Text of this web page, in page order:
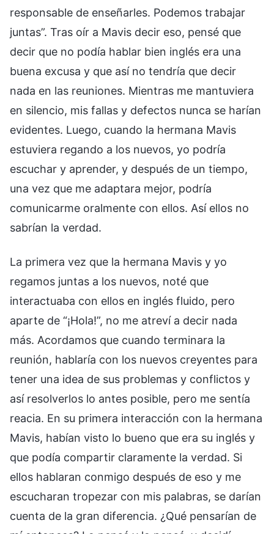
responsable de enseñarles. Podemos trabajar
juntas”. Tras oír a Mavis decir eso, pensé que
decir que no podía hablar bien inglés era una
buena excusa y que así no tendría que decir
nada en las reuniones. Mientras me mantuviera
en silencio, mis fallas y defectos nunca se harían
evidentes. Luego, cuando la hermana Mavis
estuviera regando a los nuevos, yo podría
escuchar y aprender, y después de un tiempo,
una vez que me adaptara mejor, podría
comunicarme oralmente con ellos. Así ellos no
sabrían la verdad.
La primera vez que la hermana Mavis y yo
regamos juntas a los nuevos, noté que
interactuaba con ellos en inglés fluido, pero
aparte de “¡Hola!”, no me atreví a decir nada
más. Acordamos que cuando terminara la
reunión, hablaría con los nuevos creyentes para
tener una idea de sus problemas y conflictos y
así resolverlos lo antes posible, pero me sentía
reacia. En su primera interacción con la hermana
Mavis, habían visto lo bueno que era su inglés y
que podía compartir claramente la verdad. Si
ellos hablaran conmigo después de eso y me
escucharan tropezar con mis palabras, se darían
cuenta de la gran diferencia. ¿Qué pensarían de